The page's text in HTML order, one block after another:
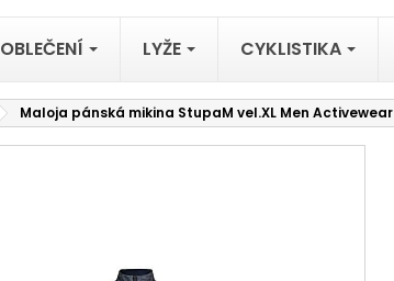
OBLEČENÍ LYŽE CYKLISTIKA
Maloja pánská mikina StupaM vel.XL Men Activewear